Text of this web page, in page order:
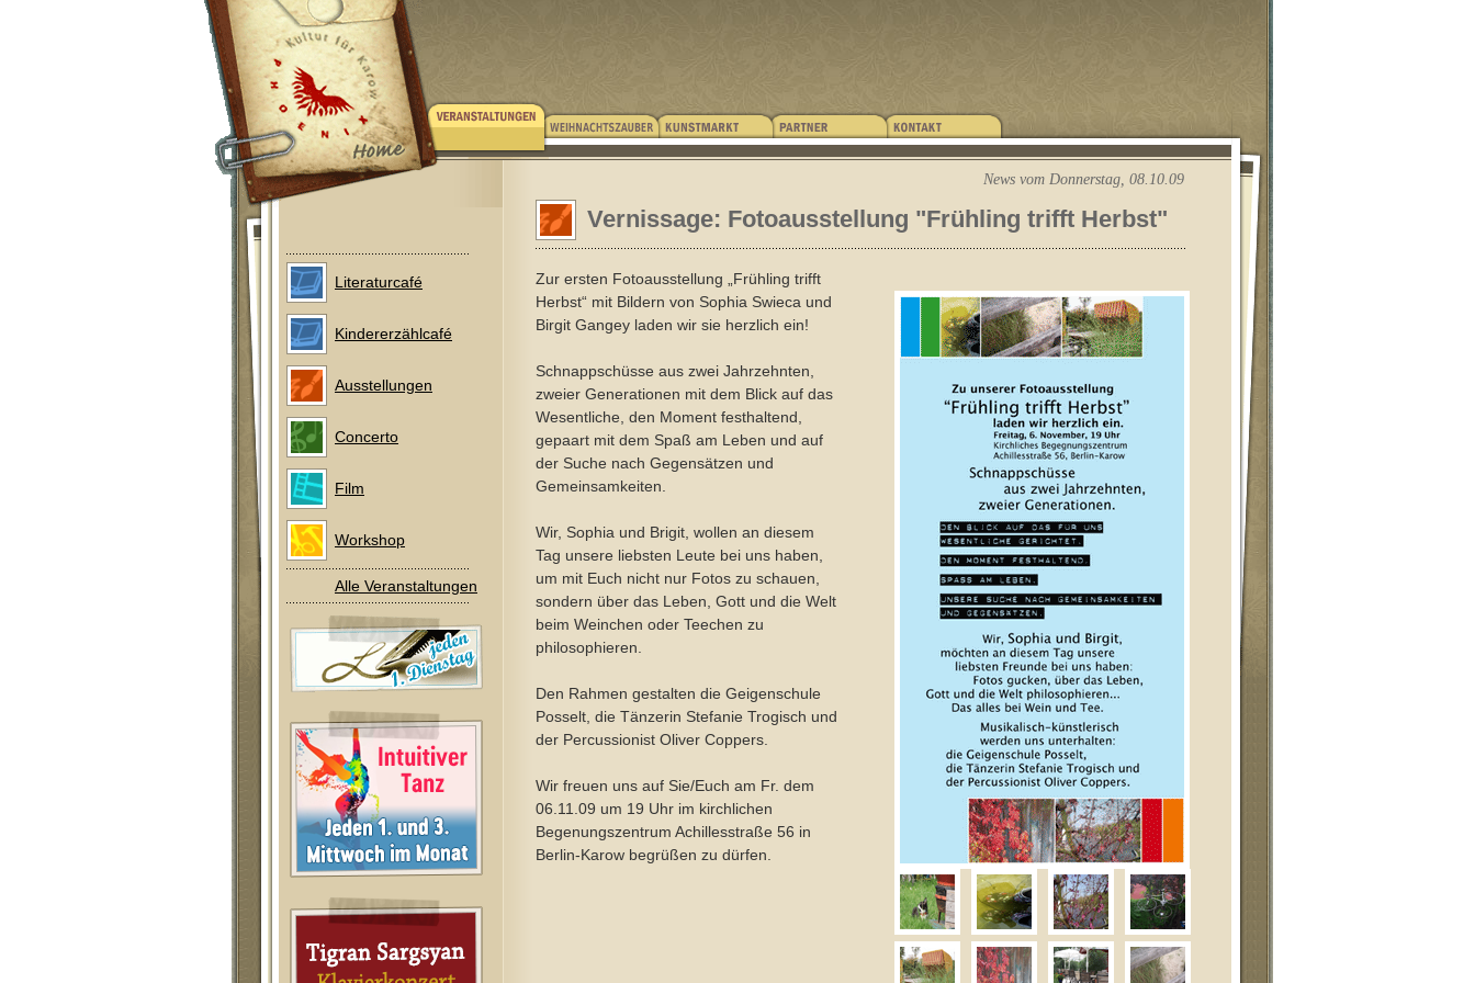
Literaturcafé
Kindererzählcafé
Ausstellungen
Concerto
Film
Workshop
Alle Veranstaltungen
News vom Donnerstag, 08.10.09
Vernissage: Fotoausstellung "Frühling trifft Herbst"
Zur ersten Fotoausstellung „Frühling trifft
Herbst“ mit Bildern von Sophia Swieca und
Birgit Gangey laden wir sie herzlich ein!
Schnappschüsse aus zwei Jahrzehnten,
zweier Generationen mit dem Blick auf das
Wesentliche, den Moment festhaltend,
gepaart mit dem Spaß am Leben und auf
der Suche nach Gegensätzen und
Gemeinsamkeiten.
Wir, Sophia und Brigit, wollen an diesem
Tag unsere liebsten Leute bei uns haben,
um mit Euch nicht nur Fotos zu schauen,
sondern über das Leben, Gott und die Welt
beim Weinchen oder Teechen zu
philosophieren.
Den Rahmen gestalten die Geigenschule
Posselt, die Tänzerin Stefanie Trogisch und
der Percussionist Oliver Coppers.
Wir freuen uns auf Sie/Euch am Fr. dem
06.11.09 um 19 Uhr im kirchlichen
Begenungszentrum Achillesstraße 56 in
Berlin-Karow begrüßen zu dürfen.